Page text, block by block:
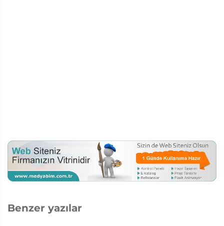
Benzer yazılar